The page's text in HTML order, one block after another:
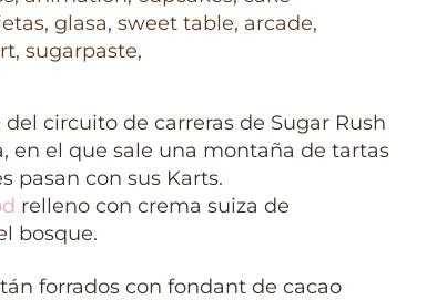
circuito de carreras de Sugar Rush
en el que sale una montaña de tartas
pasan con sus Karts.
relleno con crema suiza de
bosque.
forrados con fondant de cacao